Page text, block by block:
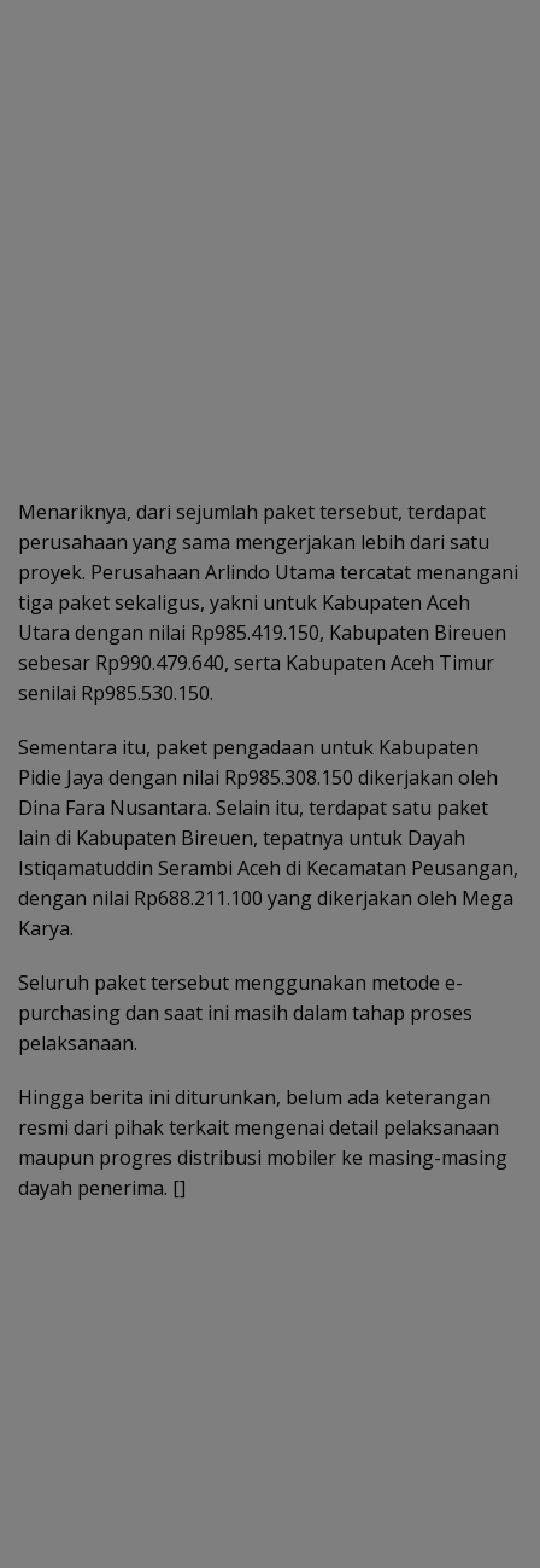
Menariknya, dari sejumlah paket tersebut, terdapat
perusahaan yang sama mengerjakan lebih dari satu
proyek. Perusahaan Arlindo Utama tercatat menangani
tiga paket sekaligus, yakni untuk Kabupaten Aceh
Utara dengan nilai Rp985.419.150, Kabupaten Bireuen
sebesar Rp990.479.640, serta Kabupaten Aceh Timur
senilai Rp985.530.150.
Sementara itu, paket pengadaan untuk Kabupaten
Pidie Jaya dengan nilai Rp985.308.150 dikerjakan oleh
Dina Fara Nusantara. Selain itu, terdapat satu paket
lain di Kabupaten Bireuen, tepatnya untuk Dayah
Istiqamatuddin Serambi Aceh di Kecamatan Peusangan,
dengan nilai Rp688.211.100 yang dikerjakan oleh Mega
Karya.
Seluruh paket tersebut menggunakan metode e-
purchasing dan saat ini masih dalam tahap proses
pelaksanaan.
Hingga berita ini diturunkan, belum ada keterangan
resmi dari pihak terkait mengenai detail pelaksanaan
maupun progres distribusi mobiler ke masing-masing
dayah penerima. []